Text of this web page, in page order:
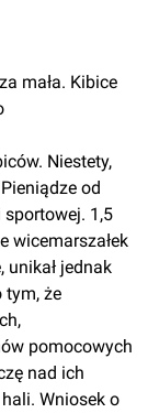
od
1,5
wicemarszałek
unikał jednak
tym, że
pomocowych
nad ich
Wniosek o